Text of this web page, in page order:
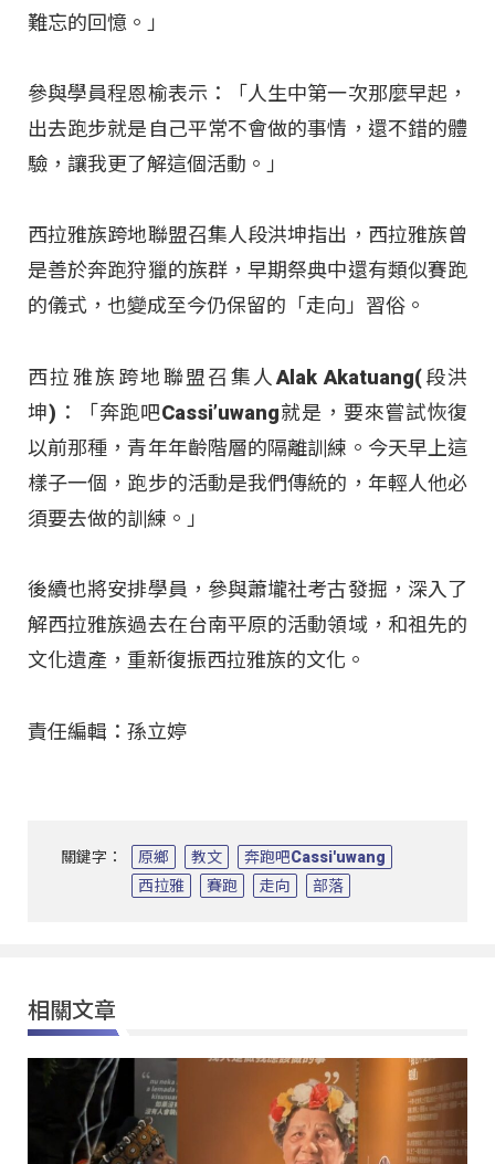
難忘的回憶。」
參與學員程恩榆表示：「人生中第一次那麼早起，
出去跑步就是自己平常不會做的事情，還不錯的體
驗，讓我更了解這個活動。」
西拉雅族跨地聯盟召集人段洪坤指出，西拉雅族曾
是善於奔跑狩獵的族群，早期祭典中還有類似賽跑
的儀式，也變成至今仍保留的「走向」習俗。
西拉雅族跨地聯盟召集人Alak Akatuang(段洪
坤)：「奔跑吧Cassi’uwang就是，要來嘗試恢復
以前那種，青年年齡階層的隔離訓練。今天早上這
樣子一個，跑步的活動是我們傳統的，年輕人他必
須要去做的訓練。」
後續也將安排學員，參與蕭壠社考古發掘，深入了
解西拉雅族過去在台南平原的活動領域，和祖先的
文化遺產，重新復振西拉雅族的文化。
責任編輯：孫立婷
關鍵字： 原鄉 教文
奔跑吧Cassi'uwang
西拉雅
賽跑 走向 部落
相關文章